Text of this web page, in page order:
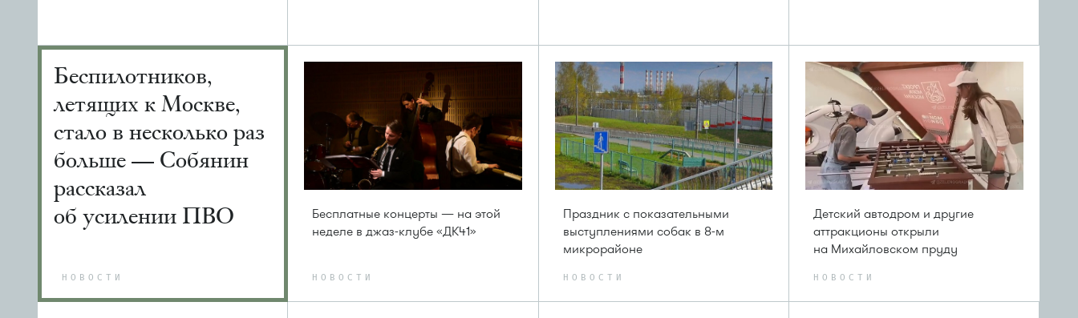
Беспилотников,
летящих к Москве,
стало в несколько раз
больше — Собянин
рассказал
об усилении ПВО
НОВОСТИ
Бесплатные концерты — на этой
неделе в джаз-клубе «ДК41»
НОВОСТИ
Праздник с показательными
выступлениями собак в 8-м
микрорайоне
НОВОСТИ
Детский автодром и другие
аттракционы открыли
на Михайловском пруду
НОВОСТИ